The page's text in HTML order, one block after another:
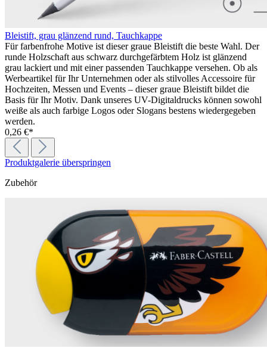
Bleistift, grau glänzend rund, Tauchkappe
Für farbenfrohe Motive ist dieser graue Bleistift die beste Wahl. Der
runde Holzschaft aus schwarz durchgefärbtem Holz ist glänzend
grau lackiert und mit einer passenden Tauchkappe versehen. Ob als
Werbeartikel für Ihr Unternehmen oder als stilvolles Accessoire für
Hochzeiten, Messen und Events – dieser graue Bleistift bildet die
Basis für Ihr Motiv. Dank unseres UV-Digitaldrucks können sowohl
weiße als auch farbige Logos oder Slogans bestens wiedergegeben
werden.
0,26 €*
Produktgalerie überspringen
Zubehör